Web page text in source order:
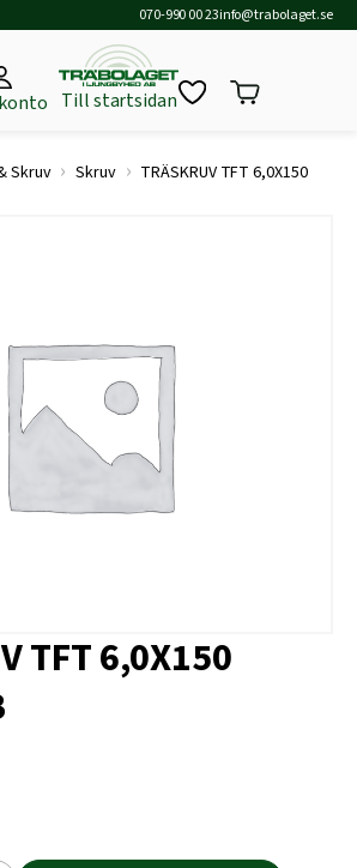
070-990 00 23info@trabolaget.se
Till startsidan
Skruv › Skruv › TRÄSKRUV TFT 6,0X150
TFT 6,0X150